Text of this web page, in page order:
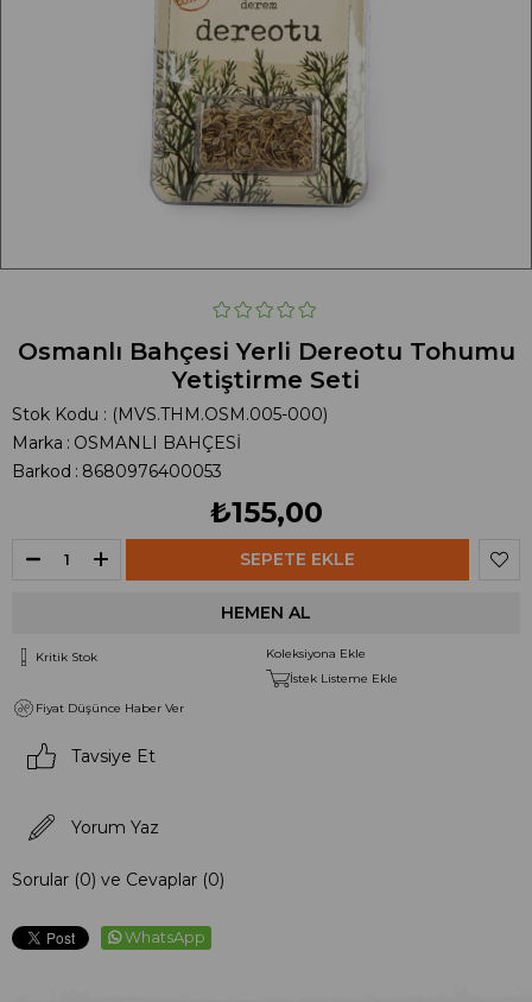
Osmanlı Bahçesi Yerli Dereotu Tohumu
Yetiştirme Seti
Stok Kodu
(MVS.THM.OSM.005-000)
Marka : OSMANLI BAHÇESİ
Barkod : 8680976400053
₺155,00
Kritik Stok
Koleksiyona Ekle
İstek Listeme Ekle
Fiyat Düşünce Haber Ver
Tavsiye Et
Yorum Yaz
Sorular (0) ve Cevaplar (0)
WhatsApp